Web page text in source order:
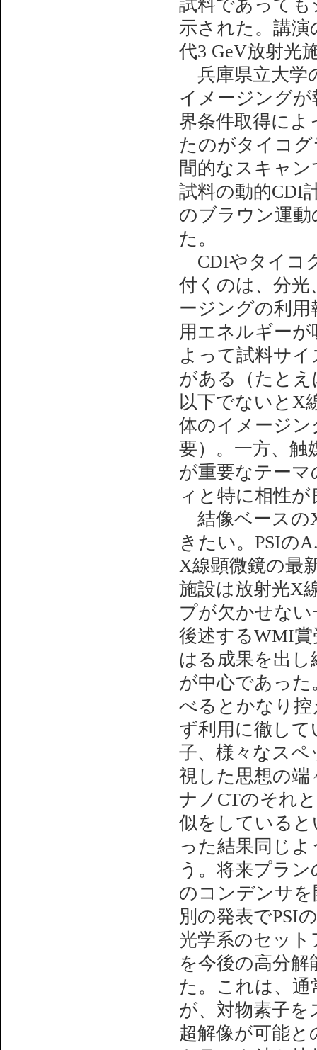
試料であって
示された。講
代3 GeV放射光
兵庫県立大学
イメージング
界条件取得によ
たのがタイコ
間的なスキャ
試料の動的CDI
のブラウン運動
た。
CDIやタイコ
付くのは、分光
ージングの利
用エネルギー
よって試料サ
がある（たと
以下でないとX
体のイメージン
要）。一方、触
が重要なテー
ィと特に相性
結像ベースの
きたい。PSIの
X線顕微鏡の最
施設は放射光X
プが欠かせな
後述するWMI
はる成果を出
が中心であった
べるとかなり
ず利用に徹し
子、様々なスペ
視した思想の端
ナノCTのそれ
似をしている
った結果同じ
う。将来プラ
のコンデンサ
別の発表でPSI
光学系のセッ
を今後の高分
た。これは、
が、対物素子
超解像が可能